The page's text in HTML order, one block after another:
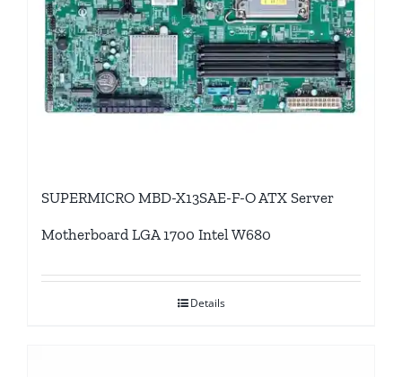
SUPERMICRO MBD-X13SAE-F-O ATX Server
Motherboard LGA 1700 Intel W680
Details